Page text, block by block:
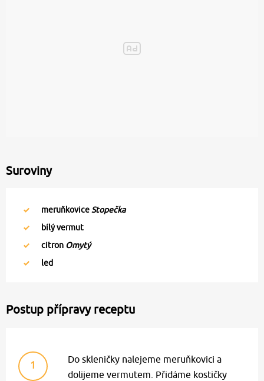
Suroviny
meruňkovice Stopečka
bílý vermut
citron Omytý
led
Postup přípravy receptu
1
Do skleničky nalejeme meruňkovici a
dolijeme vermutem. Přidáme kostičky